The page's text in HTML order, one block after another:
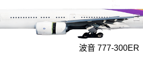
波音 777-300ER